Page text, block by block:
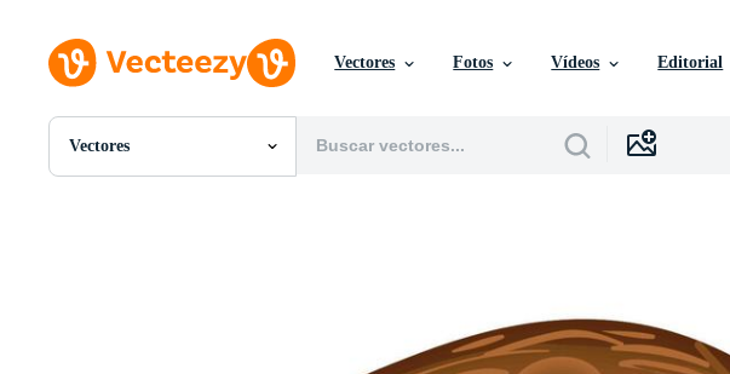
Vectores Fotos Vídeos Editorial
Vectores
Todas Imágenes